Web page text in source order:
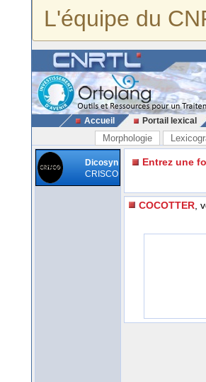
L'équipe du
Accueil Portail lexical
Morphologie
Dicosyn
CRISCO
Entrez une
COCOTTER ,